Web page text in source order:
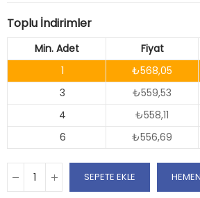
Toplu İndirimler
Min. Adet Fiyat
1
₺568,05
3
₺559,53
4
₺558,11
6
₺556,69
SEPETE EKLE